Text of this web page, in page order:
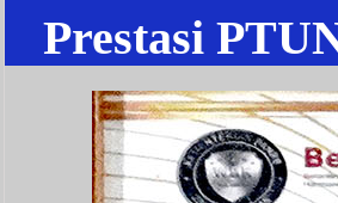
Prestasi